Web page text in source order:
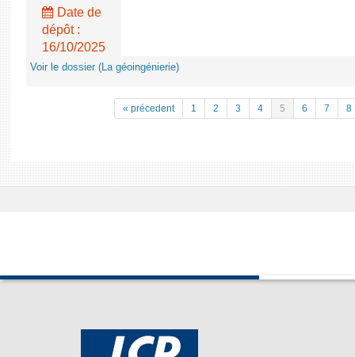
Date de
dépôt :
16/10/2025
Voir le dossier (La géoingénierie)
« précedent 1 2 3 4 5 6 7 8